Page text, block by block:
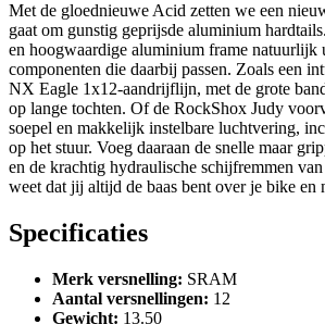
Met de gloednieuwe Acid zetten we een
gaat om gunstig geprijsde aluminium
en hoogwaardige aluminium frame natuurlijk
componenten die daarbij passen. Zoals een
NX Eagle 1x12-aandrijflijn, met de grote
op lange tochten. Of de RockShox Judy
soepel en makkelijk instelbare luchtvering,
op het stuur. Voeg daaraan de snelle maar
en de krachtig hydraulische schijfremmen
weet dat jij altijd de baas bent over je bike en
Specificaties
Merk versnelling: SRAM
Aantal versnellingen: 12
Gewicht: 13.50